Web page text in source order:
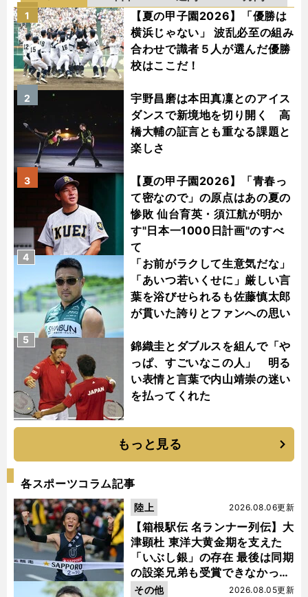
【夏の甲子園2026】「優勝は
横浜じゃない」 波乱必至の組み
合わせで識者５人が選んだ優勝
校はここだ！
1
宇野昌磨は本田真凜とのアイス
ダンスで新境地を切り開く 高
橋大輔の証言とも重なる課題と
楽しさ
2
【夏の甲子園2026】「青春っ
て密なので」の原点はあの夏の
惨敗 仙台育英・須江航が明か
す"日本一1000日計画"のすべ
て
3
「お前がラクして生意気だな」
「あいつ若いくせに」厳しい言
葉を浴びせられるも佐藤慎太郎
が貫いた誇りとファンへの思い
4
錦織圭とダブルスを組んで「や
っぱ、すごいなこの人」 明る
い表情と言葉で内山靖崇の迷い
を払ってくれた
5
もっと見る
各スポーツコラム記事
【箱根駅伝 名ランナー列伝】大
津顕杜 東洋大黄金期を支えた
「いぶし銀」の存在 最後は同期
の設楽兄弟も受賞できなかった
金栗杯に輝く
2026.08.06更新
陸上
2026.08.05更新
その他